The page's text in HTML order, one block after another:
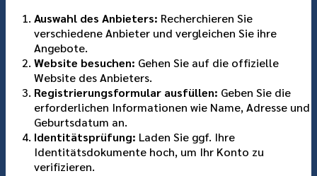
Auswahl des Anbieters: Recherchieren Sie
verschiedene Anbieter und vergleichen Sie ihre
Angebote.
Website besuchen: Gehen Sie auf die offizielle
Website des Anbieters.
Registrierungsformular ausfüllen: Geben Sie die
erforderlichen Informationen wie Name, Adresse und
Geburtsdatum an.
Identitätsprüfung: Laden Sie ggf. Ihre
Identitätsdokumente hoch, um Ihr Konto zu
verifizieren.